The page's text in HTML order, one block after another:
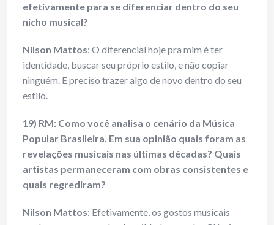
efetivamente para se diferenciar dentro do seu
nicho musical?
Nilson Mattos: O diferencial hoje pra mim é ter
identidade, buscar seu próprio estilo, e não copiar
ninguém. E preciso trazer algo de novo dentro do seu
estilo.
19) RM: Como você analisa o cenário da Música
Popular Brasileira. Em sua opinião quais foram as
revelações musicais nas últimas décadas? Quais
artistas permaneceram com obras consistentes e
quais regrediram?
Nilson Mattos: Efetivamente, os gostos musicais